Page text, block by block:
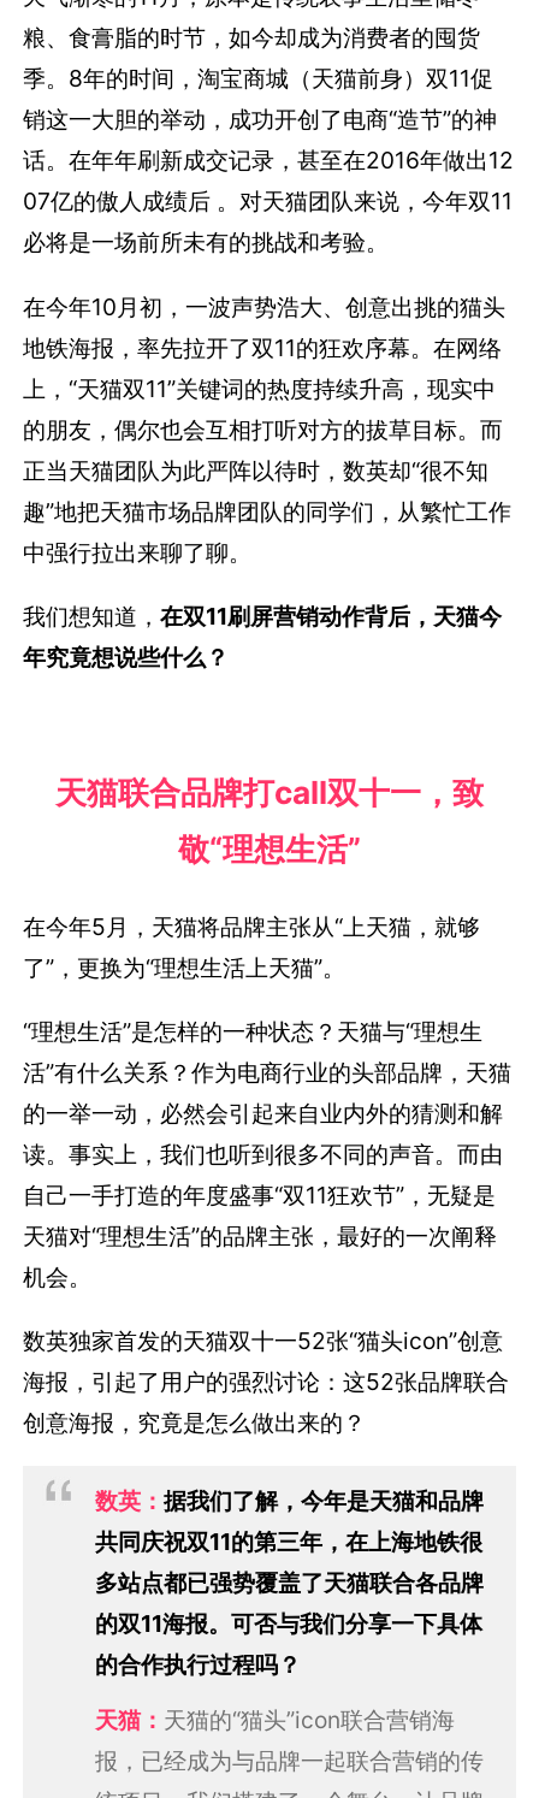
粮、食膏脂的时节，如今却成为消费者的囤货
季。8年的时间，淘宝商城（天猫前身）双11促
销这一大胆的举动，成功开创了电商“造节”的神
话。在年年刷新成交记录，甚至在2016年做出12
07亿的傲人成绩后 。对天猫团队来说，今年双11
必将是一场前所未有的挑战和考验。
在今年10月初，一波声势浩大、创意出挑的猫头
地铁海报，率先拉开了双11的狂欢序幕。在网络
上，“天猫双11”关键词的热度持续升高，现实中
的朋友，偶尔也会互相打听对方的拔草目标。而
正当天猫团队为此严阵以待时，数英却“很不知
趣”地把天猫市场品牌团队的同学们，从繁忙工作
中强行拉出来聊了聊。
我们想知道，在双11刷屏营销动作背后，天猫今
年究竟想说些什么？
天猫联合品牌打call双十一，致
敬“理想生活”
在今年5月，天猫将品牌主张从“上天猫，就够
了”，更换为“理想生活上天猫”。
“理想生活”是怎样的一种状态？天猫与“理想生
活”有什么关系？作为电商行业的头部品牌，天猫
的一举一动，必然会引起来自业内外的猜测和解
读。事实上，我们也听到很多不同的声音。而由
自己一手打造的年度盛事“双11狂欢节”，无疑是
天猫对“理想生活”的品牌主张，最好的一次阐释
机会。
数英独家首发的天猫双十一52张“猫头icon”创意
海报，引起了用户的强烈讨论：这52张品牌联合
创意海报，究竟是怎么做出来的？
数英： 据我们了解，今年是天猫和品牌
共同庆祝双11的第三年，在上海地铁很
多站点都已强势覆盖了天猫联合各品牌
的双11海报。可否与我们分享一下具体
的合作执行过程吗？
天猫： 天猫的“猫头”icon联合营销海
报，已经成为与品牌一起联合营销的传